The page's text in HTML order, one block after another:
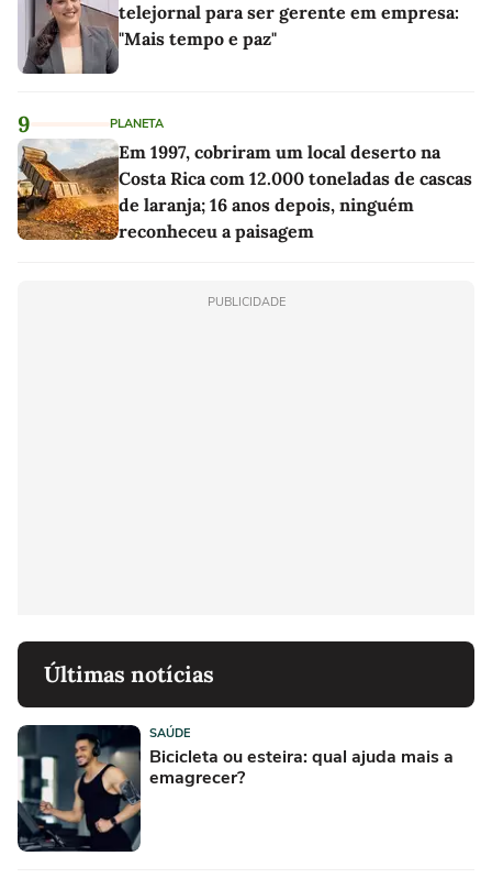
telejornal para ser gerente em empresa:
"Mais tempo e paz"
9 PLANETA
Em 1997, cobriram um local deserto na
Costa Rica com 12.000 toneladas de cascas
de laranja; 16 anos depois, ninguém
reconheceu a paisagem
PUBLICIDADE
Últimas notícias
SAÚDE
Bicicleta ou esteira: qual ajuda mais a
emagrecer?